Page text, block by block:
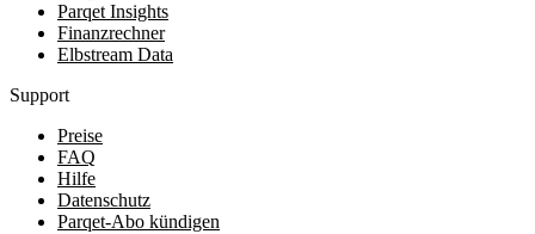
Parqet Insights
Finanzrechner
Elbstream Data
Support
Preise
FAQ
Hilfe
Datenschutz
Parqet-Abo kündigen